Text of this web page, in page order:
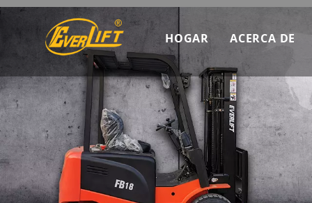
HOGAR ACERCA DE
Descubra
Datos de